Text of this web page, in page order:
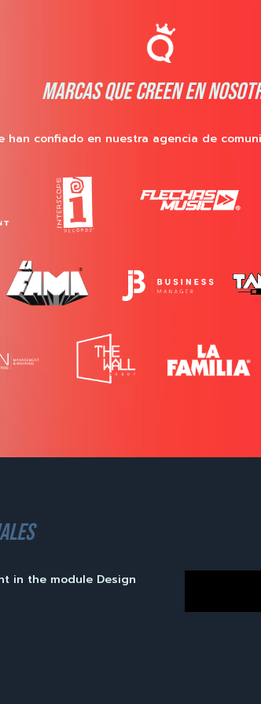
MARCAS QUE CREEN EN
han confiado en nuestra agencia de
in the module Design